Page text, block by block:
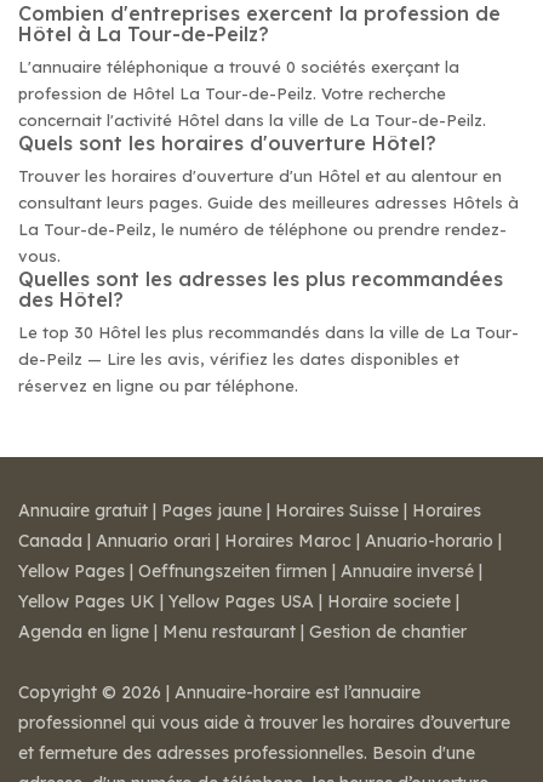
Combien d'entreprises exercent la profession de
Hôtel à La Tour-de-Peilz?
L'annuaire téléphonique a trouvé 0 sociétés exerçant la
profession de Hôtel La Tour-de-Peilz. Votre recherche
concernait l'activité Hôtel dans la ville de La Tour-de-Peilz.
Quels sont les horaires d'ouverture Hôtel?
Trouver les horaires d'ouverture d'un Hôtel et au alentour en
consultant leurs pages. Guide des meilleures adresses Hôtels à
La Tour-de-Peilz, le numéro de téléphone ou prendre rendez-
vous.
Quelles sont les adresses les plus recommandées
des Hôtel?
Le top 30 Hôtel les plus recommandés dans la ville de La Tour-
de-Peilz — Lire les avis, vérifiez les dates disponibles et
réservez en ligne ou par téléphone.
Annuaire gratuit | Pages jaune | Horaires Suisse | Horaires
Canada | Annuario orari | Horaires Maroc | Anuario-horario |
Yellow Pages | Oeffnungszeiten firmen | Annuaire inversé |
Yellow Pages UK | Yellow Pages USA | Horaire societe |
Agenda en ligne | Menu restaurant | Gestion de chantier
Copyright © 2026 | Annuaire-horaire est l’annuaire
professionnel qui vous aide à trouver les horaires d’ouverture
et fermeture des adresses professionnelles. Besoin d'une